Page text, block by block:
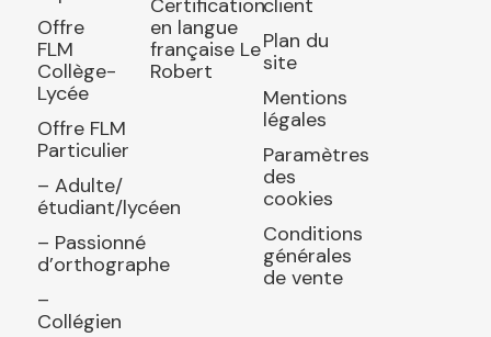
Offre
FLM
Collège-
Lycée
Offre FLM
Particulier
– Adulte/
étudiant/lycéen
– Passionné
d’orthographe
–
Collégien
Certification
en langue
française Le
Robert
client
Plan du
site
Mentions
légales
Paramètres
des
cookies
Conditions
générales
de vente